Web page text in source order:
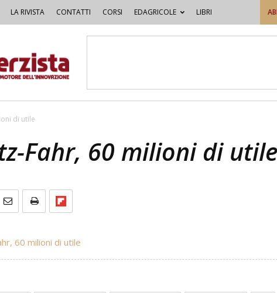
LA RIVISTA CONTATTI CORSI EDAGRICOLE LIBRI
di utile
Fahr, 60 milioni di utile
60 milioni di utile